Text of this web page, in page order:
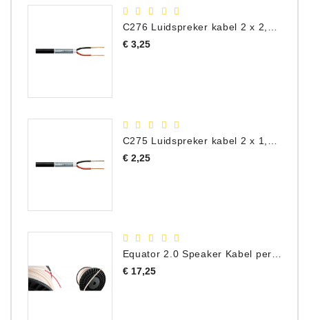
C276 Luidspreker kabel 2 x 2,50 mm² (per meter)
€ 3,25Prijs
€ 2,25Prijs
Equator 2.0 Speaker Kabel per meter
€ 17,25Prijs